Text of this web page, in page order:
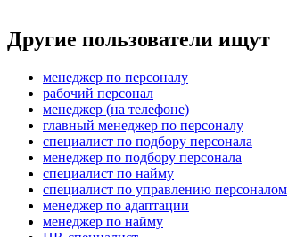
Другие пользователи ищут
менеджер по персоналу
рабочий персонал
менеджер (на телефоне)
главный менеджер по персоналу
специалист по подбору персонала
менеджер по подбору персонала
специалист по найму
специалист по управлению персоналом
менеджер по адаптации
менеджер по найму